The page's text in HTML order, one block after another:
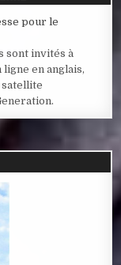
pour le
sont invités à
en anglais,
satellite